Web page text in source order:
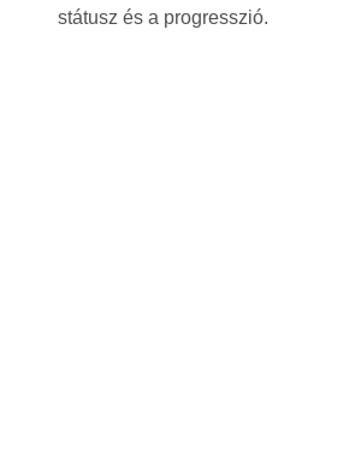
státusz és a progresszió.